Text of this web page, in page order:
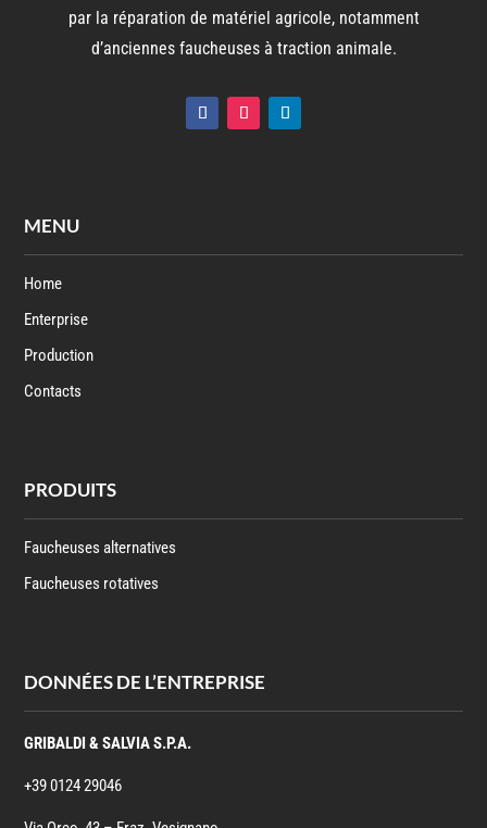
par la réparation de matériel agricole, notamment
d’anciennes faucheuses à traction animale.
MENU
Home
Enterprise
Production
Contacts
PRODUITS
Faucheuses alternatives
Faucheuses rotatives
DONNÉES DE L’ENTREPRISE
GRIBALDI & SALVIA S.P.A.
+39 0124 29046